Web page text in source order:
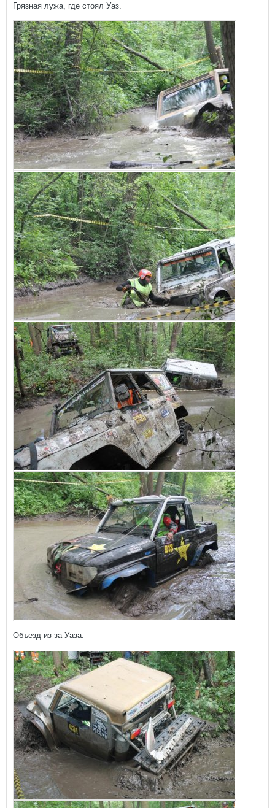
Грязная лужа, где стоял Уаз.
Объезд из за Уаза.